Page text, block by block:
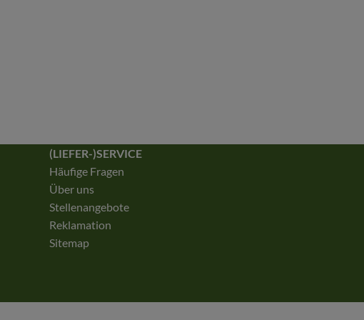
(LIEFER-)SERVICE
Häufige Fragen
Über uns
Stellenangebote
Reklamation
Sitemap